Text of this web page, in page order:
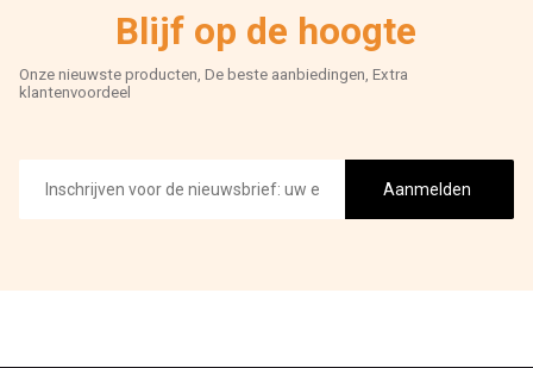
Blijf op de hoogte
Onze nieuwste producten, De beste aanbiedingen, Extra
klantenvoordeel
mailadres
Aanmelden